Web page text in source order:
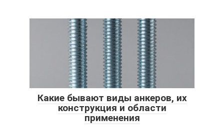
Какие бывают виды анкеров, их
конструкция и области
применения